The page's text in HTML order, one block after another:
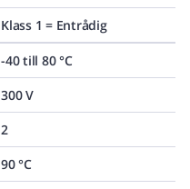
Klass 1 = Entrådig
-40 till 80 °C
300 V
2
90 °C